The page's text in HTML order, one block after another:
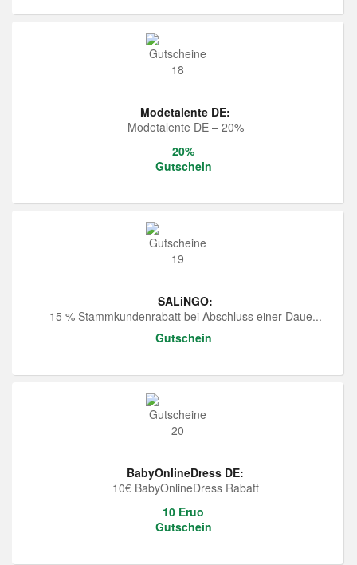
Modetalente DE:
Modetalente DE – 20%
20%
Gutschein
SALiNGO:
15 % Stammkundenrabatt bei Abschluss einer Daue...
Gutschein
BabyOnlineDress DE:
10€ BabyOnlineDress Rabatt
10 Eruo
Gutschein